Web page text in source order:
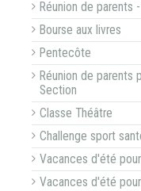
Réunion de
Bourse aux livres
Pentecôte
Réunion de parents
Section
Classe Théâtre
Challenge sport
Vacances d'été
Vacances d'été